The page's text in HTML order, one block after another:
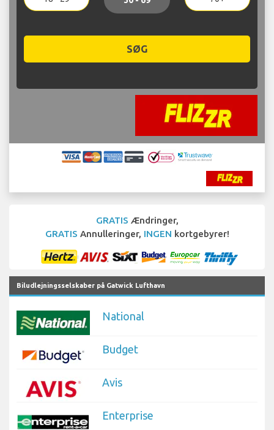
SØG
GRATIS Ændringer,
GRATIS Annulleringer, INGEN kortgebyrer!
Biludlejningsselskaber på Gatwick Lufthavn
National
Budget
Avis
Enterprise